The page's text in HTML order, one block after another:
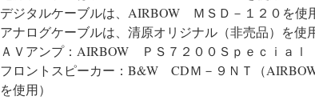
デジタルケーブルは、AIRBOW ＭＳＤ－１２０を使
アナログケーブルは、清原オリジナル（非売品）を使
ＡＶアンプ：AIRBOW ＰＳ７２００Ｓｐｅｃｉａｌ
フロントスピーカー：B&W CDＭ－９ＮＴ（
を使用）